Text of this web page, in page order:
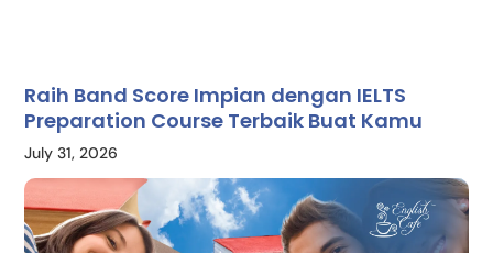
Raih Band Score Impian dengan IELTS
Preparation Course Terbaik Buat Kamu
July 31, 2026